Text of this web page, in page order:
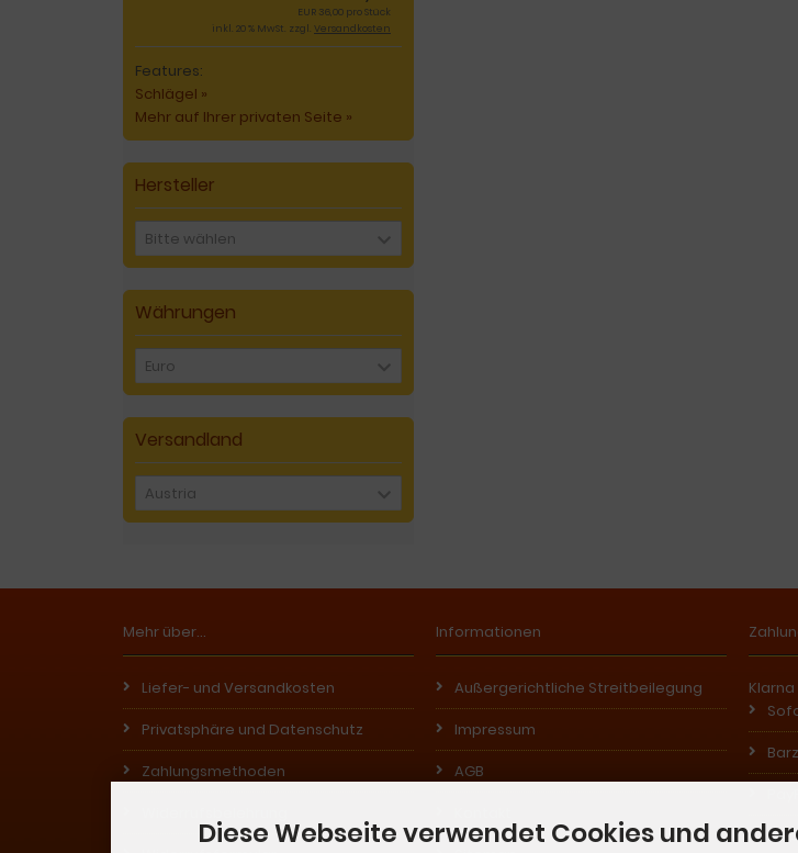
EUR 36,00 pro Stück
inkl. 20 % MwSt. zzgl. Versandkosten
Features:
Schlägel »
Mehr auf Ihrer privaten Seite »
Hersteller
Bitte wählen
Währungen
Euro
Versandland
Austria
Mehr über...
Liefer- und Versandkosten
Privatsphäre und Datenschutz
Zahlungsmethoden
Informationen
Außergerichtliche Streitbeilegung
Impressum
AGB
Diese Webseite verwendet Cookies und